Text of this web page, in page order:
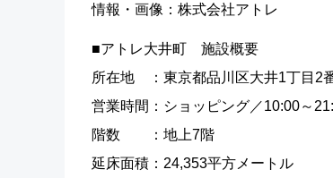
情報・画像：株式会社アトレ
■アトレ大井町 施
所在地 ：東京都品川区大井1丁目
営業時間：ショッピング／
階数 ：地
延床面積：24,353平方